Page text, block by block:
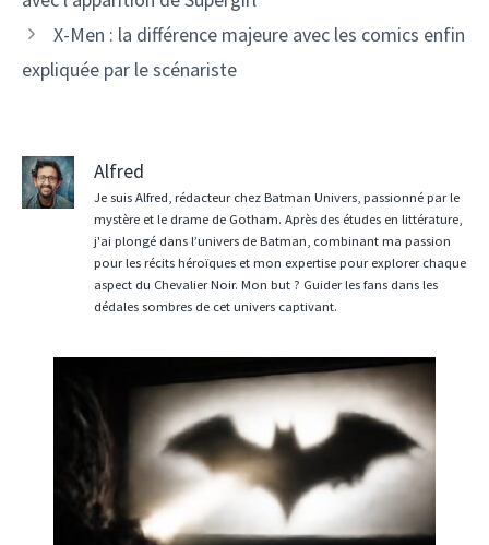
X-Men : la différence majeure avec les comics enfin
expliquée par le scénariste
Alfred
Je suis Alfred, rédacteur chez Batman Univers, passionné par le
mystère et le drame de Gotham. Après des études en littérature,
j'ai plongé dans l’univers de Batman, combinant ma passion
pour les récits héroïques et mon expertise pour explorer chaque
aspect du Chevalier Noir. Mon but ? Guider les fans dans les
dédales sombres de cet univers captivant.